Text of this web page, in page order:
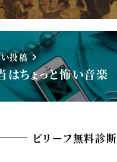
い投稿
はちょっと怖い音楽
ビリーフ無料診断